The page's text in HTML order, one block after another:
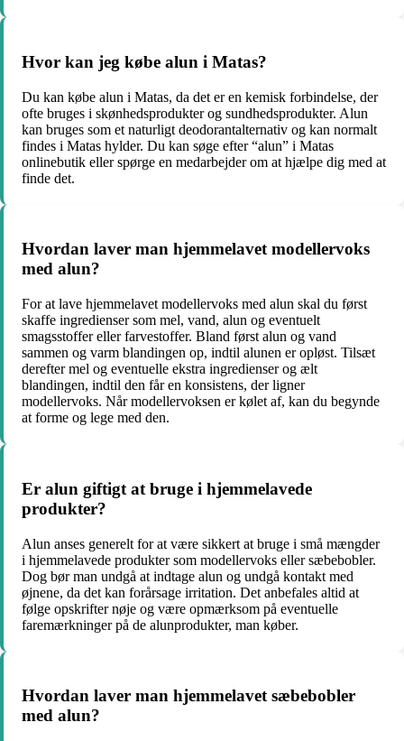
Hvor kan jeg købe alun i Matas?
Du kan købe alun i Matas, da det er en kemisk forbindelse, der
ofte bruges i skønhedsprodukter og sundhedsprodukter. Alun
kan bruges som et naturligt deodorantalternativ og kan normalt
findes i Matas hylder. Du kan søge efter “alun” i Matas
onlinebutik eller spørge en medarbejder om at hjælpe dig med at
finde det.
Hvordan laver man hjemmelavet modellervoks
med alun?
For at lave hjemmelavet modellervoks med alun skal du først
skaffe ingredienser som mel, vand, alun og eventuelt
smagsstoffer eller farvestoffer. Bland først alun og vand
sammen og varm blandingen op, indtil alunen er opløst. Tilsæt
derefter mel og eventuelle ekstra ingredienser og ælt
blandingen, indtil den får en konsistens, der ligner
modellervoks. Når modellervoksen er kølet af, kan du begynde
at forme og lege med den.
Er alun giftigt at bruge i hjemmelavede
produkter?
Alun anses generelt for at være sikkert at bruge i små mængder
i hjemmelavede produkter som modellervoks eller sæbebobler.
Dog bør man undgå at indtage alun og undgå kontakt med
øjnene, da det kan forårsage irritation. Det anbefales altid at
følge opskrifter nøje og være opmærksom på eventuelle
faremærkninger på de alunprodukter, man køber.
Hvordan laver man hjemmelavet sæbebobler
med alun?